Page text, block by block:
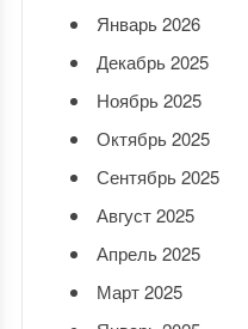
Январь 2026
Декабрь 2025
Ноябрь 2025
Октябрь 2025
Сентябрь 2025
Август 2025
Апрель 2025
Март 2025